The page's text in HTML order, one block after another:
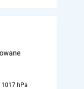
1017 hPa